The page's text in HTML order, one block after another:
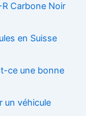
R Carbone Noir
en Suisse
ce une bonne
un véhicule